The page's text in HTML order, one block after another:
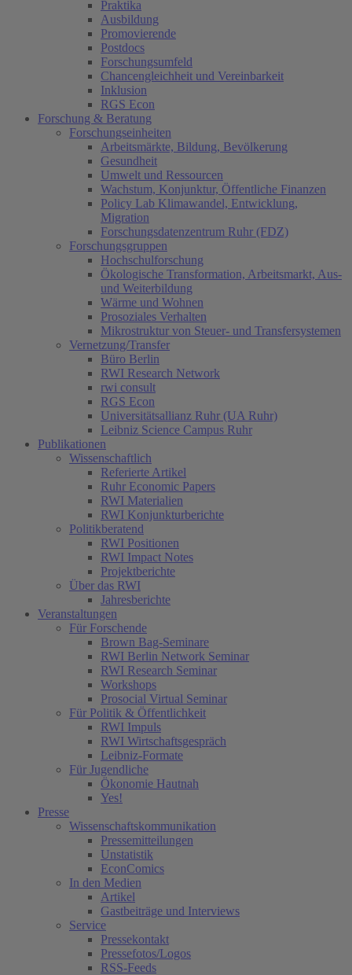
Praktika
Ausbildung
Promovierende
Postdocs
Forschungsumfeld
Chancengleichheit und Vereinbarkeit
Inklusion
RGS Econ
Forschung & Beratung
Forschungseinheiten
Arbeitsmärkte, Bildung, Bevölkerung
Gesundheit
Umwelt und Ressourcen
Wachstum, Konjunktur, Öffentliche Finanzen
Policy Lab Klimawandel, Entwicklung,
Migration
Forschungsdatenzentrum Ruhr (FDZ)
Forschungsgruppen
Hochschulforschung
Ökologische Transformation, Arbeitsmarkt, Aus-
und Weiterbildung
Wärme und Wohnen
Prosoziales Verhalten
Mikrostruktur von Steuer- und Transfersystemen
Vernetzung/Transfer
Büro Berlin
RWI Research Network
rwi consult
RGS Econ
Universitätsallianz Ruhr (UA Ruhr)
Leibniz Science Campus Ruhr
Publikationen
Wissenschaftlich
Referierte Artikel
Ruhr Economic Papers
RWI Materialien
RWI Konjunkturberichte
Politikberatend
RWI Positionen
RWI Impact Notes
Projektberichte
Über das RWI
Jahresberichte
Veranstaltungen
Für Forschende
Brown Bag-Seminare
RWI Berlin Network Seminar
RWI Research Seminar
Workshops
Prosocial Virtual Seminar
Für Politik & Öffentlichkeit
RWI Impuls
RWI Wirtschaftsgespräch
Leibniz-Formate
Für Jugendliche
Ökonomie Hautnah
Yes!
Presse
Wissenschaftskommunikation
Pressemitteilungen
Unstatistik
EconComics
In den Medien
Artikel
Gastbeiträge und Interviews
Service
Pressekontakt
Pressefotos/Logos
RSS-Feeds